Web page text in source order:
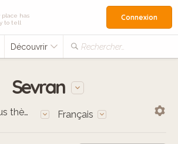
place has
to tell
Découvrir Rechercher…
Connexion
Sevran
Tous thèmes Français